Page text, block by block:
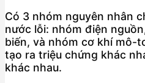
Có 3 nhóm nguyên nhân
nước lỗi: nhóm điện
biến, và nhóm cơ khí mô-
tạo ra triệu chứng khác
khác nhau.